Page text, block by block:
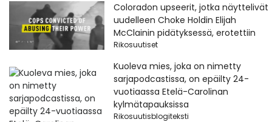
Coloradon upseerit, jotka näyttelivät
uudelleen Choke Holdin Elijah
McClainin pidätyksessä, erotettiin
Rikosuutiset
Kuoleva mies, joka on nimetty
sarjapodcastissa, on epäilty 24-
vuotiaassa Etelä-Carolinan
kylmätapauksissa
Rikosuutisblogiteksti